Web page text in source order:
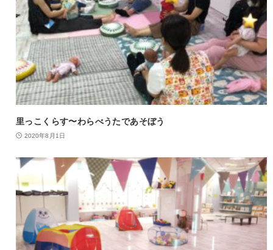
里っこくらす〜わらべうたであそぼう
2020年8月1日